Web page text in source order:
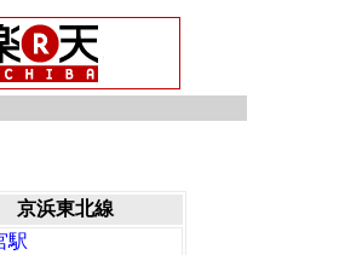
京浜東北線
駅